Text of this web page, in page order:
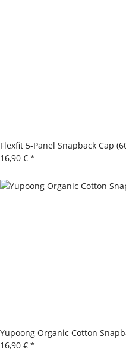
Flexfit 5-Panel Snapback Cap
16,90 € *
Yupoong Organic Cotton
16,90 € *